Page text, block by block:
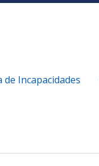
de Incapacidades